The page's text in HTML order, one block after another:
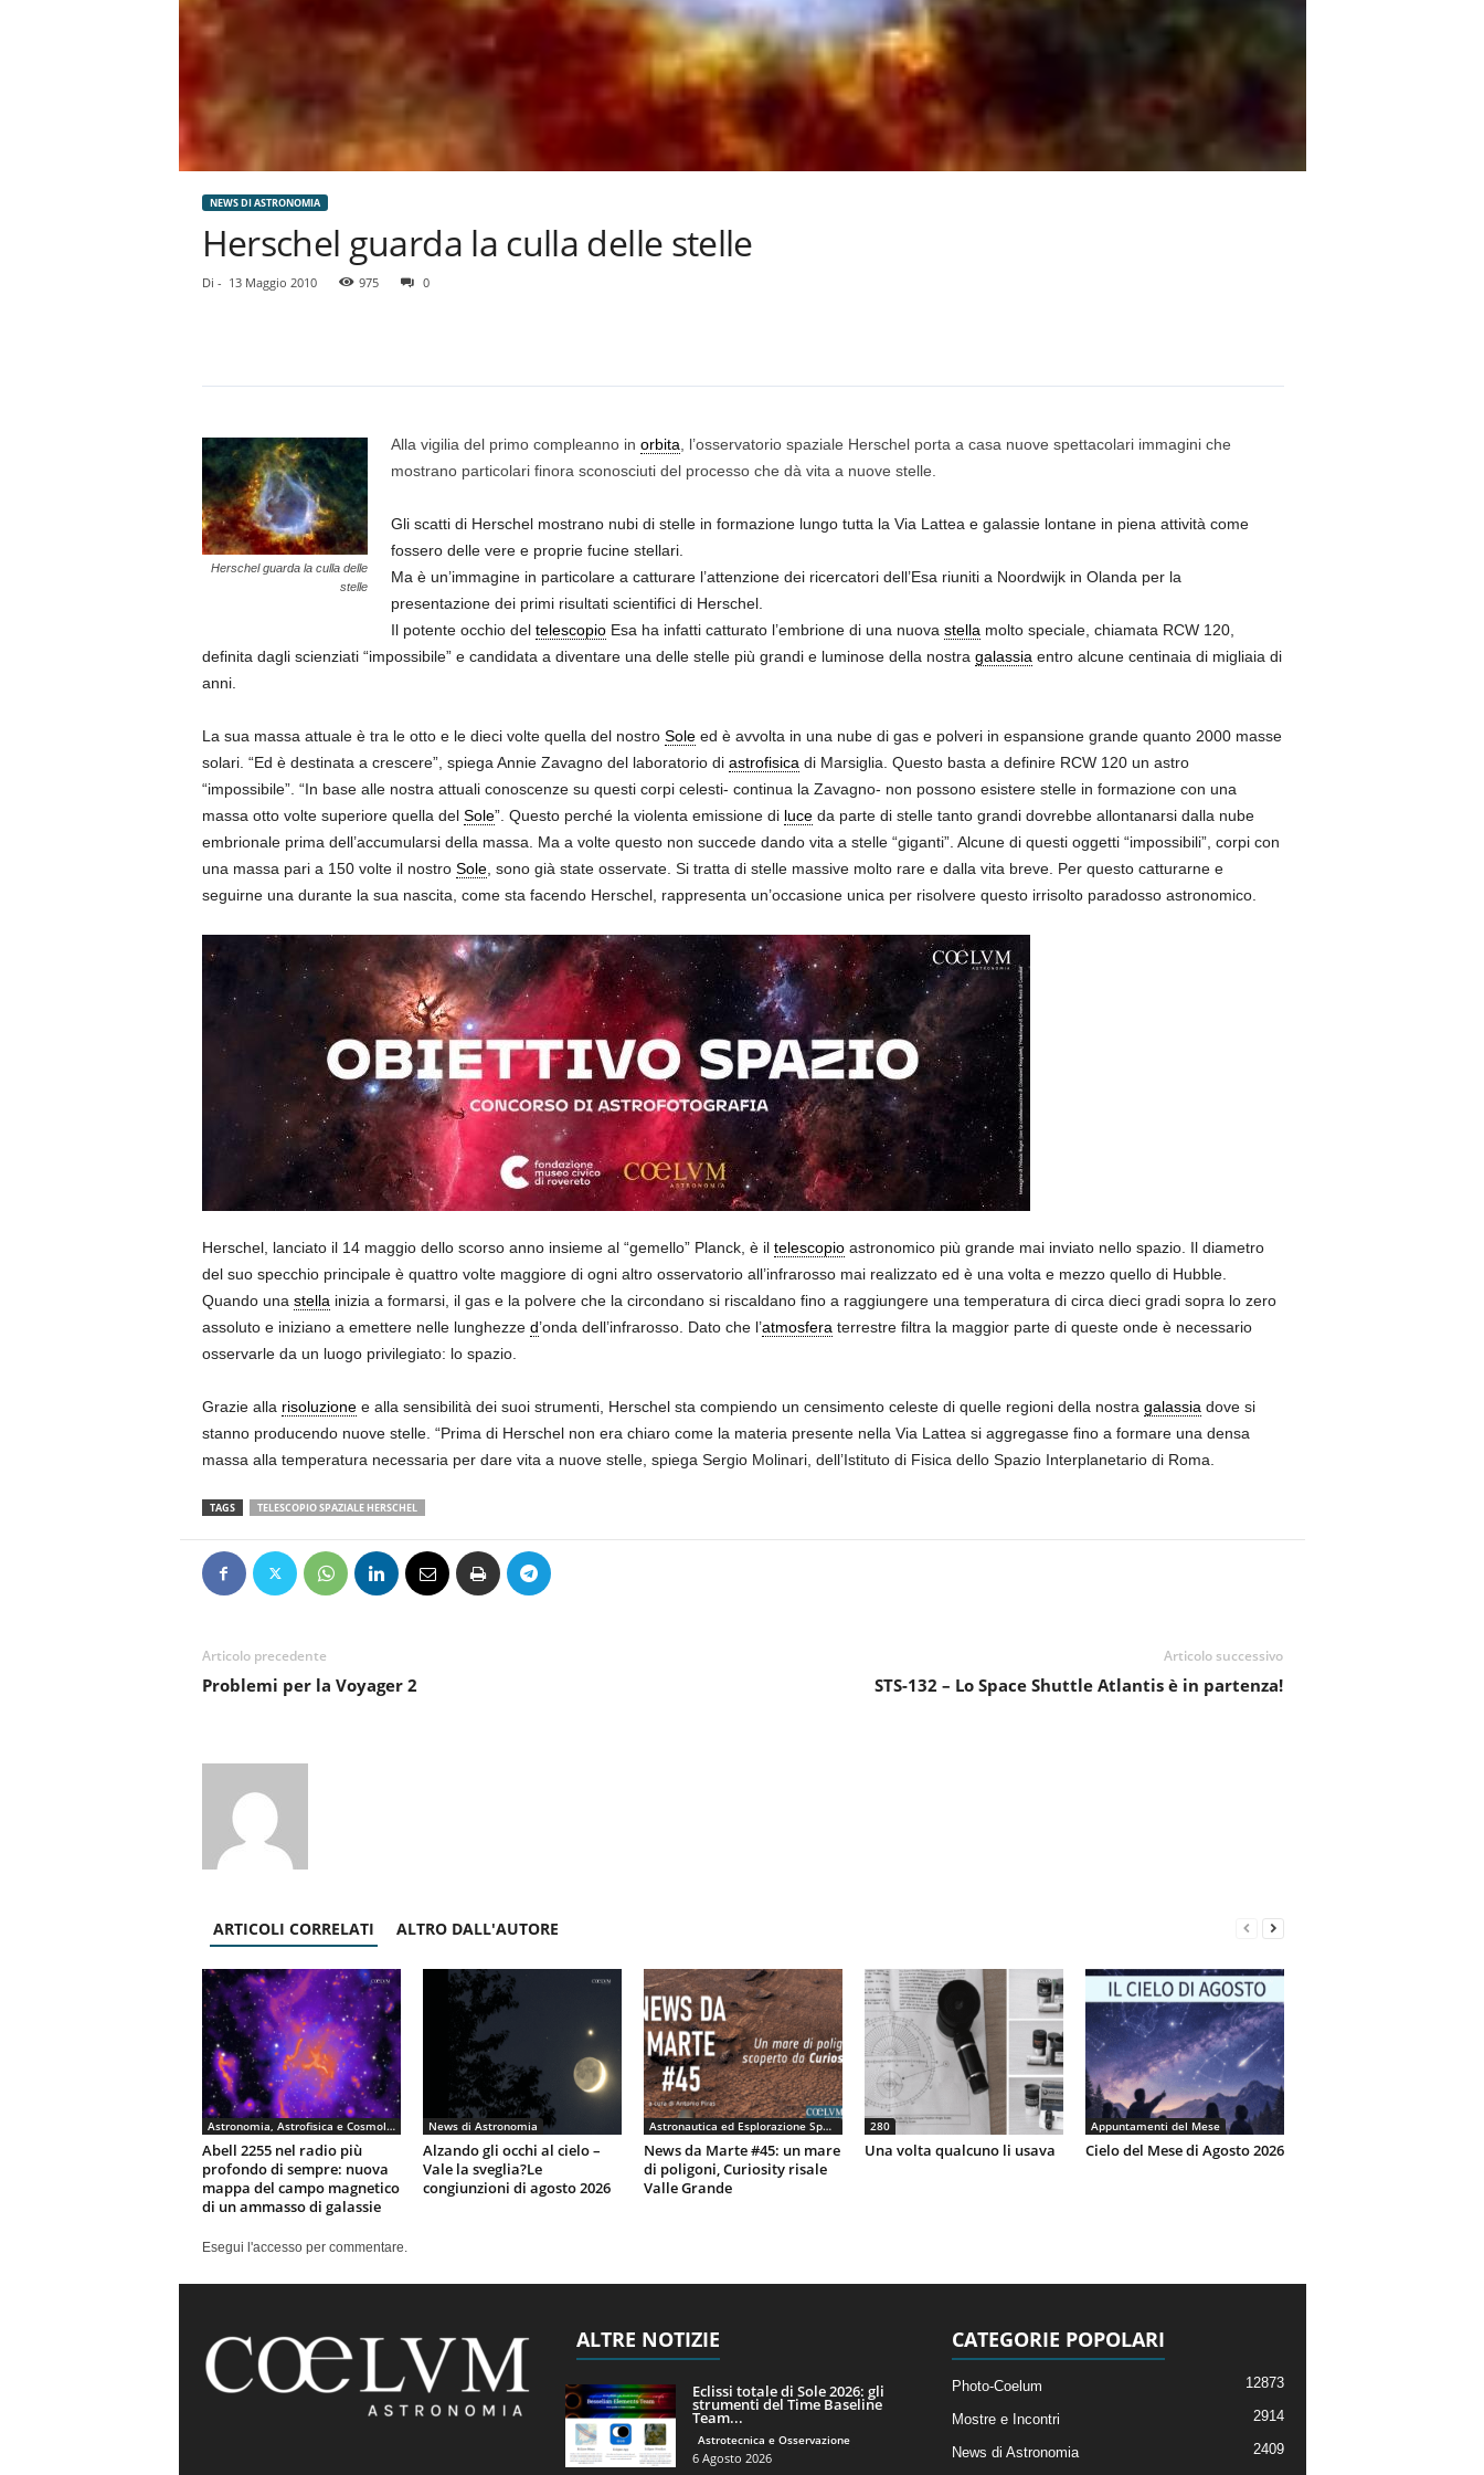
NEWS DI ASTRONOMIA
Herschel guarda la culla delle stelle
Di - 13 Maggio 2010 975 0
Herschel guarda la culla delle
stelle
Alla vigilia del primo compleanno in orbita , l’osservatorio spaziale Herschel porta a casa nuove spettacolari immagini che
mostrano particolari finora sconosciuti del processo che dà vita a nuove stelle.
Gli scatti di Herschel mostrano nubi di stelle in formazione lungo tutta la Via Lattea e galassie lontane in piena attività come
fossero delle vere e proprie fucine stellari.
Ma è un’immagine in particolare a catturare l’attenzione dei ricercatori dell’Esa riuniti a Noordwijk in Olanda per la
presentazione dei primi risultati scientifici di Herschel.
Il potente occhio del telescopioEsa ha infatti catturato l’embrione di una nuova stella molto speciale, chiamata RCW 120,
definita dagli scienziati “impossibile” e candidata a diventare una delle stelle più grandi e luminose della nostra galassia entro alcune centinaia di migliaia di
anni.
La sua massa attuale è tra le otto e le dieci volte quella del nostro Soleed è avvolta in una nube di gas e polveri in espansione grande quanto 2000 masse
solari. “Ed è destinata a crescere”, spiega Annie Zavagno del laboratorio di astrofisica di Marsiglia. Questo basta a definire RCW 120 un astro
“impossibile”. “In base alle nostra attuali conoscenze su questi corpi celesti- continua la Zavagno- non possono esistere stelle in formazione con una
massa otto volte superiore quella del Sole”. Questo perché la violenta emissione di luceda parte di stelle tanto grandi dovrebbe allontanarsi dalla nube
embrionale prima dell’accumularsi della massa. Ma a volte questo non succede dando vita a stelle “giganti”. Alcune di questi oggetti “impossibili”, corpi con
una massa pari a 150 volte il nostro Sole, sono già state osservate. Si tratta di stelle massive molto rare e dalla vita breve. Per questo catturarne e
seguirne una durante la sua nascita, come sta facendo Herschel, rappresenta un’occasione unica per risolvere questo irrisolto paradosso astronomico.
Herschel, lanciato il 14 maggio dello scorso anno insieme al “gemello” Planck, è il telescopioastronomico più grande mai inviato nello spazio. Il diametro
del suo specchio principale è quattro volte maggiore di ogni altro osservatorio all’infrarosso mai realizzato ed è una volta e mezzo quello di Hubble.
Quando una stella inizia a formarsi, il gas e la polvere che la circondano si riscaldano fino a raggiungere una temperatura di circa dieci gradi sopra lo zero
assoluto e iniziano a emettere nelle lunghezze d’onda dell’infrarosso. Dato che l’atmosfera terrestre filtra la maggior parte di queste onde è necessario
osservarle da un luogo privilegiato: lo spazio.
Grazie alla risoluzionee alla sensibilità dei suoi strumenti, Herschel sta compiendo un censimento celeste di quelle regioni della nostra galassia dove si
stanno producendo nuove stelle. “Prima di Herschel non era chiaro come la materia presente nella Via Lattea si aggregasse fino a formare una densa
massa alla temperatura necessaria per dare vita a nuove stelle, spiega Sergio Molinari, dell’Istituto di Fisica dello Spazio Interplanetario di Roma.
TAGS TELESCOPIO SPAZIALE HERSCHEL
Articolo precedente
Problemi per la Voyager 2
Articolo successivo
STS-132 – Lo Space Shuttle Atlantis è in partenza!
ARTICOLI CORRELATI ALTRO DALL'AUTORE
Astronomia, Astrofisica e Cosmologia
Abell 2255 nel radio più
profondo di sempre: nuova
mappa del campo magnetico
di un ammasso di galassie
News di Astronomia
Alzando gli occhi al cielo –
Vale la sveglia?Le
congiunzioni di agosto 2026
Astronautica ed Esplorazione Spaziale
News da Marte #45: un mare
di poligoni, Curiosity risale
Valle Grande
280
Una volta qualcuno li usava
Appuntamenti del Mese
Cielo del Mese di Agosto 2026
Esegui l'accesso per commentare.
ALTRE NOTIZIE
Eclissi totale di Sole 2026: gli
strumenti del Time Baseline
Team...
Astrotecnica e Osservazione
6 Agosto 2026
CATEGORIE POPOLARI
Photo-Coelum 12873
Mostre e Incontri 2914
News di Astronomia
2409